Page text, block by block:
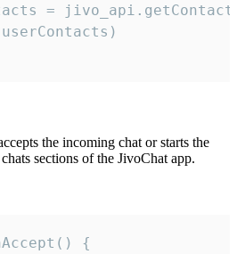
=
the incoming chat or starts the
sections of the JivoChat app.
{